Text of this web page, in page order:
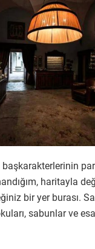
başkarakterlerinin
haritayla
bir yer burası.
sabunlar ve